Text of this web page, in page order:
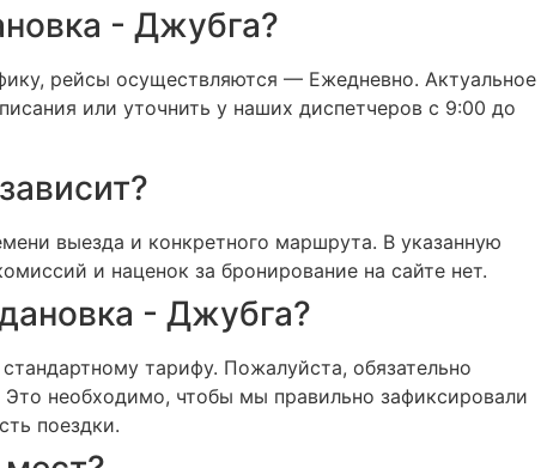
- Джубга?
рейсы осуществляются — Ежедневно. Актуальное
или уточнить у наших диспетчеров с 9:00 до
выезда и конкретного маршрута. В указанную
и наценок за бронирование на сайте нет.
- Джубга?
тарифу. Пожалуйста, обязательно
необходимо, чтобы мы правильно зафиксировали
поездки.